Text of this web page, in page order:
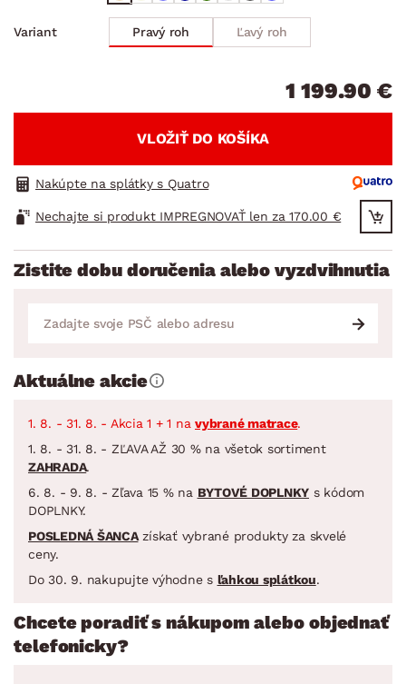
Variant Pravý roh Ľavý roh
1 199.90 €
VLOŽIŤ DO KOŠÍKA
Nakúpte na splátky s Quatro
Nechajte si produkt IMPREGNOVAŤ len za 170.00 €
Zistite dobu doručenia alebo vyzdvihnutia
Aktuálne akcie
1. 8. - 31. 8. - Akcia 1 + 1 na vybrané matrace.
1. 8. - 31. 8. - ZĽAVA AŽ 30 % na všetok sortiment
ZAHRADA.
6. 8. - 9. 8. - Zľava 15 % na BYTOVÉ DOPLNKY s kódom
DOPLNKY.
POSLEDNÁ ŠANCAzískať vybrané produkty za skvelé
ceny.
Do 30. 9. nakupujte výhodne s ľahkou splátkou.
Chcete poradiť s nákupom alebo objednať
telefonicky?